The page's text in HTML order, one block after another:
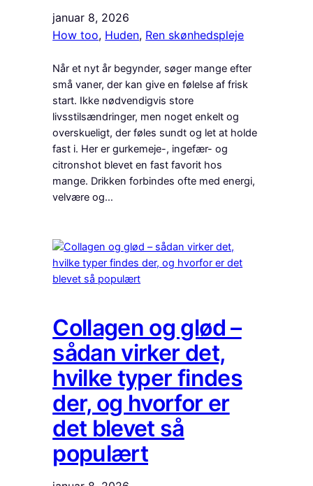
januar 8, 2026
How too, Huden, Ren skønhedspleje
Når et nyt år begynder, søger mange efter
små vaner, der kan give en følelse af frisk
start. Ikke nødvendigvis store
livsstilsændringer, men noget enkelt og
overskueligt, der føles sundt og let at holde
fast i. Her er gurkemeje-, ingefær- og
citronshot blevet en fast favorit hos
mange. Drikken forbindes ofte med energi,
velvære og…
Collagen og glød –
sådan virker det,
hvilke typer findes
der, og hvorfor er
det blevet så
populært